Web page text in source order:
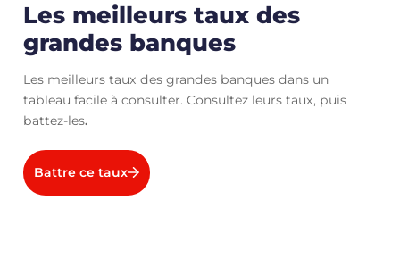
Les meilleurs taux des
grandes banques
Les meilleurs taux des grandes banques dans un
tableau facile à consulter. Consultez leurs taux, puis
battez-les.
Battre ce taux